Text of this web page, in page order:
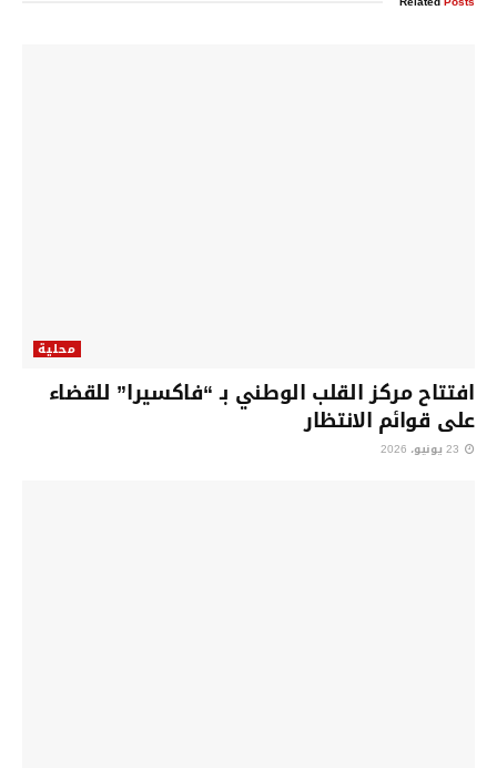
محلية
افتتاح مركز القلب الوطني بـ “فاكسيرا” للقضاء
على قوائم الانتظار